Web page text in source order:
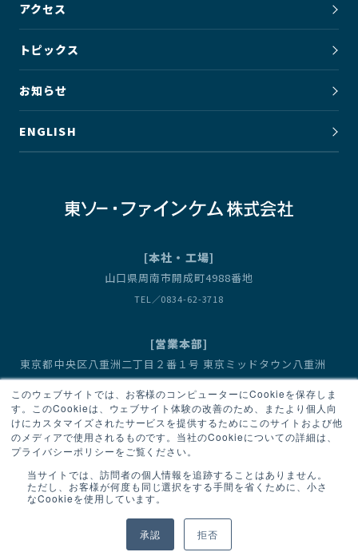
このウェブサイトでは、お客様のコンピューターにCookieを保存しま
す。このCookieは、ウェブサイト体験の改善のため、またより個人向
けにカスタマイズされたサービスを提供するためにこのサイトおよび他
のメディアで使用されるものです。当社のCookieについての詳細は、
プライバシーポリシーをご覧ください。
当サイトでは、訪問者の個人情報を追跡することはありません。
ただし、お客様が何度も同じ選択をする手間を省くために、小さ
なCookieを使用しています。
承認 拒否
[本社・工場]
山口県周南市開成町4988番地
TEL／0834-62-3718
[営業本部]
東京都中央区八重洲二丁目２番１号 東京ミッドタウン八重洲
八重洲セントラルタワー
営業1部（有機金属化合物） TEL／03-6636-3667
営業2部（臭素・フッ素化合物、機能性モノマー） TEL／03-6636-3667
アクセス
トピックス
お知らせ
ENGLISH
Copyright © Tosoh Finechem Corporation. All Rights Reserved.